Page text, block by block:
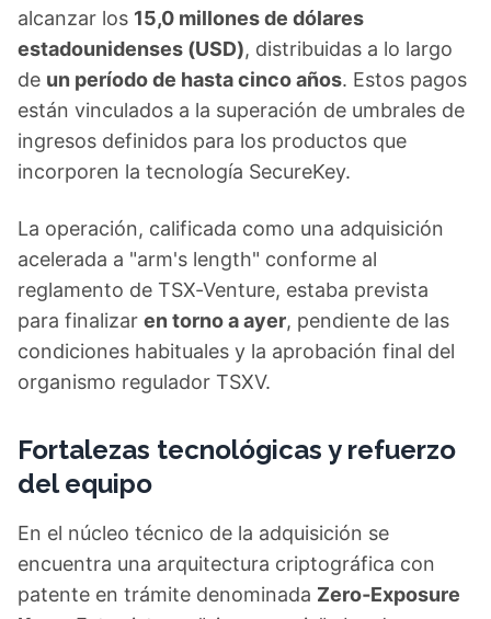
alcanzar los 15,0 millones de dólares
estadounidenses (USD), distribuidas a lo largo
de un período de hasta cinco años. Estos pagos
están vinculados a la superación de umbrales de
ingresos definidos para los productos que
incorporen la tecnología SecureKey.
La operación, calificada como una adquisición
acelerada a "arm's length" conforme al
reglamento de TSX-Venture, estaba prevista
para finalizar en torno a ayer, pendiente de las
condiciones habituales y la aprobación final del
organismo regulador TSXV.
Fortalezas tecnológicas y refuerzo
del equipo
En el núcleo técnico de la adquisición se
encuentra una arquitectura criptográfica con
patente en trámite denominada Zero‑Exposure